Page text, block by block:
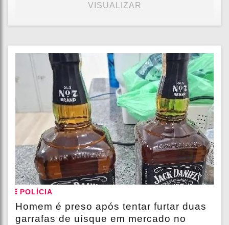
VISUALIZAR
POLÍCIA
Homem é preso após tentar furtar duas
garrafas de uísque em mercado no